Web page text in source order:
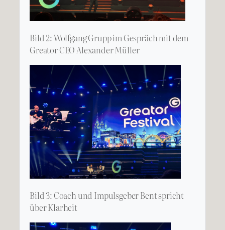
Bild 2: Wolfgang Grupp im Gespräch mit dem
Greator CEO Alexander Müller
Bild 3: Coach und Impulsgeber Bent spricht
über Klarheit